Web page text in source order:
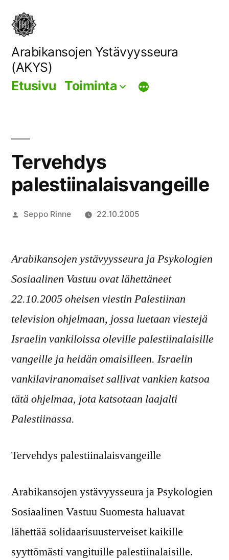
Siirry
sisältöön
Arabikansojen Ystävyysseura
(AKYS)
Etusivu Toiminta
Tervehdys
palestiinalaisvangeille
Artikkelin
Seppo Rinne 22.10.2005
Arabikansojen ystävyysseura ja Psykologien
Sosiaalinen Vastuu ovat lähettäneet
22.10.2005 oheisen viestin Palestiinan
television ohjelmaan, jossa luetaan viestejä
Israelin vankiloissa oleville palestiinalaisille
vangeille ja heidän omaisilleen. Israelin
vankilaviranomaiset sallivat vankien katsoa
tätä ohjelmaa, jota katsotaan laajalti
Palestiinassa.
Tervehdys palestiinalaisvangeille
Arabikansojen ystävyysseura ja Psykologien
Sosiaalinen Vastuu Suomesta haluavat
lähettää solidaarisuusterveiset kaikille
syyttömästi vangituille palestiinalaisille.